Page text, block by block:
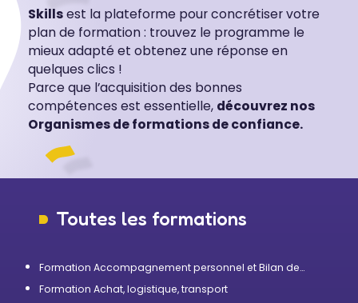
Skillsest la plateforme pour concrétiser votre
plan de formation : trouvez le programme le
mieux adapté et obtenez une réponse en
quelques clics !
Parce que l’acquisition des bonnes
compétences est essentielle, découvrez nos
Organismes de formations de confiance.
Toutes les formations
Formation Accompagnement personnel et Bilan de
Formation Achat, logistique, transport